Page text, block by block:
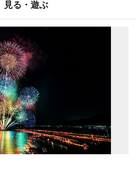
見る・遊ぶ